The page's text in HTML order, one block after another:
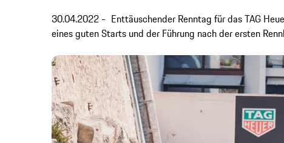
30.04.2022
Enttäuschender Renntag für das TAG
eines guten Starts und der Führung nach der ersten